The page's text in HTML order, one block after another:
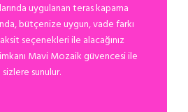
uygulanan teras kapama
bütçenize uygun, vade farkı
seçenekleri ile alacağınız
Mavi Mozaik güvencesi ile
sizlere sunulur.